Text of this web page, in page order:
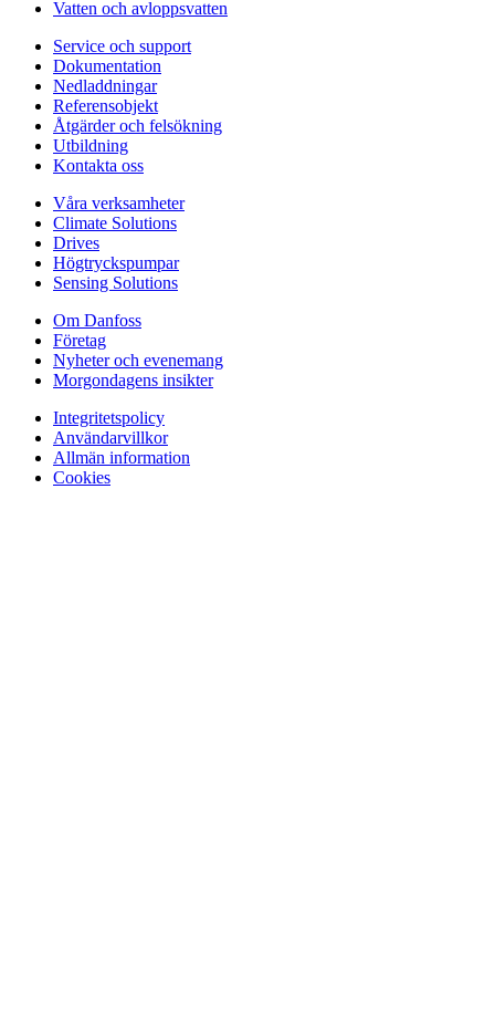
Vatten och avloppsvatten
Service och support
Dokumentation
Nedladdningar
Referensobjekt
Åtgärder och felsökning
Utbildning
Kontakta oss
Våra verksamheter
Climate Solutions
Drives
Högtryckspumpar
Sensing Solutions
Om Danfoss
Företag
Nyheter och evenemang
Morgondagens insikter
Integritetspolicy
Användarvillkor
Allmän information
Cookies